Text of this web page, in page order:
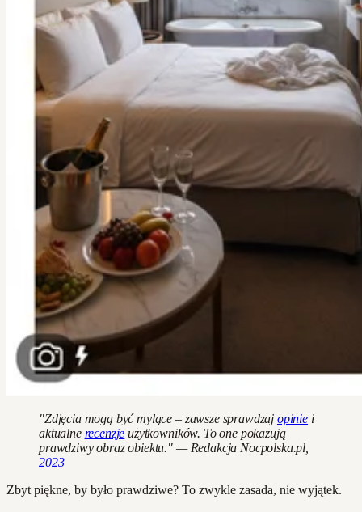
"Zdjęcia mogą być mylące – zawsze sprawdzaj opinie i
aktualne recenzje użytkowników. To one pokazują
prawdziwy obraz obiektu." — Redakcja Nocpolska.pl,
2023
Zbyt piękne, by było prawdziwe? To zwykle zasada, nie wyjątek.